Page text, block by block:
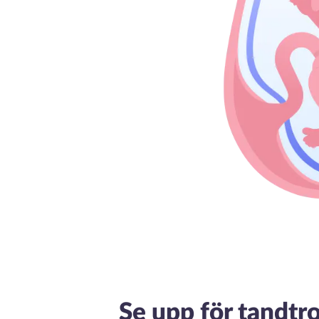
Se upp för